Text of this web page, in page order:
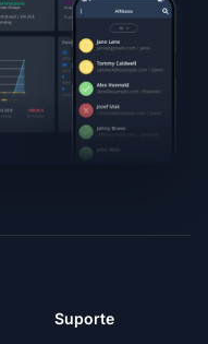
Suporte